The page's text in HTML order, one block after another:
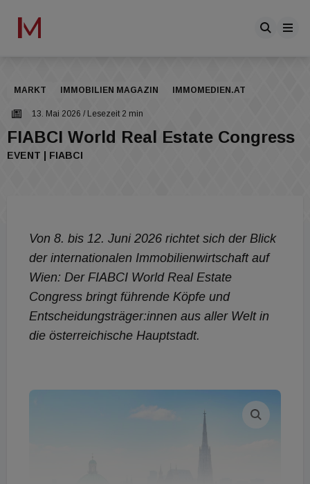
MARKT IMMOBILIEN MAGAZIN IMMOMEDIEN.AT
13. Mai 2026 / Lesezeit 2 min
FIABCI World Real Estate Congress
EVENT | FIABCI
Von 8. bis 12. Juni 2026 richtet sich der Blick
der internationalen Immobilienwirtschaft auf
Wien: Der FIABCI World Real Estate
Congress bringt führende Köpfe und
Entscheidungsträger:innen aus aller Welt in
die österreichische Hauptstadt.